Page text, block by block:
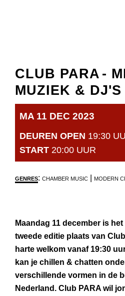
CLUB PARA -
MUZIEK & DJ'S
MA 11 DEC 2023
DEUREN OPEN 19:30
START 20:00 UUR
GENRES: CHAMBER MUSIC MODERN
Maandag 11 december is
tweede editie plaats van
harte welkom vanaf 19:30
kan je chillen & chatten
verschillende vormen in de
Nederland. Club PARA wil